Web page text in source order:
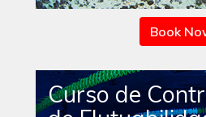
Book
Curso de